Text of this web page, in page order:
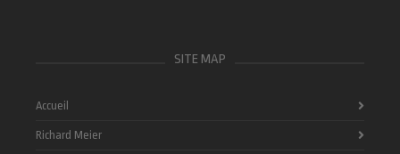
SITE MAP
Accueil
Richard Meier